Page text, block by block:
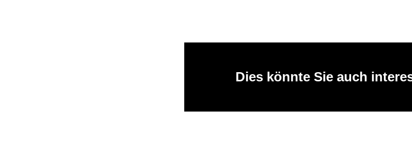
Dies könnte Sie auch